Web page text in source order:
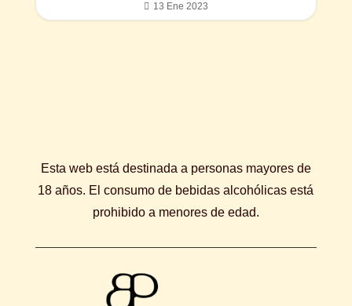
 13 Ene 2023
Esta web está destinada a personas mayores de
18 años. El consumo de bebidas alcohólicas está
prohibido a menores de edad.